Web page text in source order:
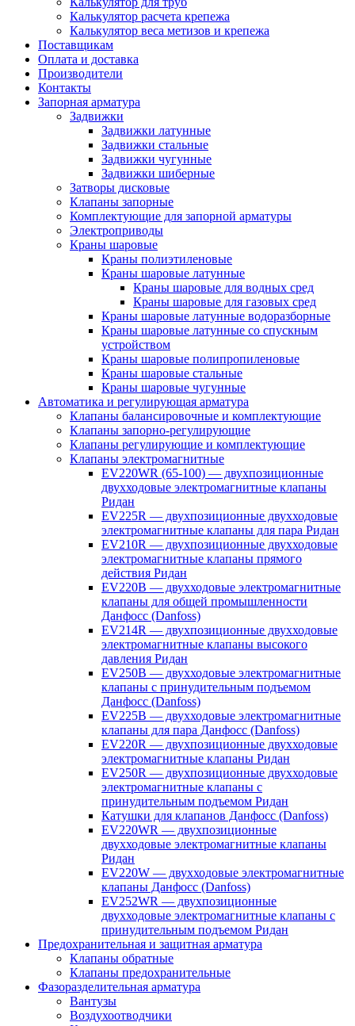
Калькулятор расчета крепежа
Калькулятор веса метизов и крепежа
Поставщикам
Оплата и доставка
Производители
Контакты
Запорная арматура
Задвижки
Задвижки латунные
Задвижки стальные
Задвижки чугунные
Задвижки шиберные
Затворы дисковые
Клапаны запорные
Комплектующие для запорной арматуры
Электроприводы
Краны шаровые
Краны полиэтиленовые
Краны шаровые латунные
Краны шаровые для водных сред
Краны шаровые для газовых сред
Краны шаровые латунные водоразборные
Краны шаровые латунные со спускным
устройством
Краны шаровые полипропиленовые
Краны шаровые стальные
Краны шаровые чугунные
Автоматика и регулирующая арматура
Клапаны балансировочные и комплектующие
Клапаны запорно-регулирующие
Клапаны регулирующие и комплектующие
Клапаны электромагнитные
EV220WR (65-100) — двухпозиционные
двухходовые электромагнитные клапаны
Ридан
EV225R — двухпозиционные двухходовые
электромагнитные клапаны для пара Ридан
EV210R — двухпозиционные двухходовые
электромагнитные клапаны прямого
действия Ридан
EV220B — двухходовые электромагнитные
клапаны для общей промышленности
Данфосс (Danfoss)
EV214R — двухпозиционные двухходовые
электромагнитные клапаны высокого
давления Ридан
EV250B — двухходовые электромагнитные
клапаны с принудительным подъемом
Данфосс (Danfoss)
EV225B — двухходовые электромагнитные
клапаны для пара Данфосс (Danfoss)
EV220R — двухпозиционные двухходовые
электромагнитные клапаны Ридан
EV250R — двухпозиционные двухходовые
электромагнитные клапаны с
принудительным подъемом Ридан
Катушки для клапанов Данфосс (Danfoss)
EV220WR — двухпозиционные
двухходовые электромагнитные клапаны
Ридан
EV220W — двухходовые электромагнитные
клапаны Данфосс (Danfoss)
EV252WR — двухпозиционные
двухходовые электромагнитные клапаны с
принудительным подъемом Ридан
Предохранительная и защитная арматура
Клапаны обратные
Клапаны предохранительные
Фазоразделительная арматура
Вантузы
Воздухоотводчики